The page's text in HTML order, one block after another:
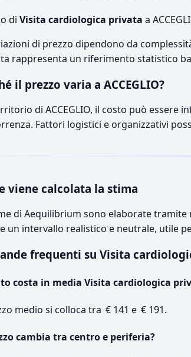
di Visita cardiologica privata a
di prezzo dipendono da
rappresenta un riferimento statistico
il prezzo varia a ACCEGLIO?
di ACCEGLIO, il costo può essere
Fattori logistici e organizzativi
viene calcolata la stima
di Aequilibrium sono elaborate
un intervallo realistico e neutrale, utile
frequenti su Visita
costa in media Visita cardiologica
medio si colloca tra € 141 e € 191.
cambia tra centro e periferia?